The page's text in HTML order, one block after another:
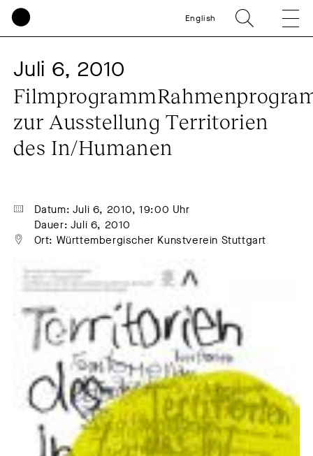
English
Juli 6, 2010
zur Ausstellung Territorien
des In/Humanen
Datum: Juli 6, 2010, 19:00 Uhr
Dauer: Juli 6, 2010
Ort: Württembergischer Kunstverein Stuttgart